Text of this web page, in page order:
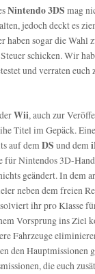
Nintendo 3DS mag
jedoch deckt es
haben sogar die Wahl
schicken. Wir
und verraten euch
Wii, auch zur
Titel im Gepäck.
auf demDSund dem
für Nintendos 3D-
geändert. In dem
neben dem freien
ihr pro Klasse
Vorsprung ins Ziel
Fahrzeuge
den Hauptmissionen
die euch